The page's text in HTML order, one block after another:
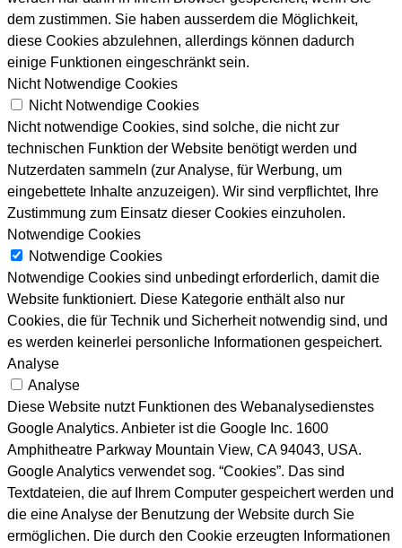
dem zustimmen. Sie haben ausserdem die Möglichkeit,
diese Cookies abzulehnen, allerdings können dadurch
einige Funktionen eingeschränkt sein.
Nicht Notwendige Cookies
Nicht Notwendige Cookies
Nicht notwendige Cookies, sind solche, die nicht zur
technischen Funktion der Website benötigt werden und
Nutzerdaten sammeln (zur Analyse, für Werbung, um
eingebettete Inhalte anzuzeigen). Wir sind verpflichtet, Ihre
Zustimmung zum Einsatz dieser Cookies einzuholen.
Notwendige Cookies
Notwendige Cookies
Notwendige Cookies sind unbedingt erforderlich, damit die
Website funktioniert. Diese Kategorie enthält also nur
Cookies, die für Technik und Sicherheit notwendig sind, und
es werden keinerlei personliche Informationen gespeichert.
Analyse
Analyse
Diese Website nutzt Funktionen des Webanalysedienstes
Google Analytics. Anbieter ist die Google Inc. 1600
Amphitheatre Parkway Mountain View, CA 94043, USA.
Google Analytics verwendet sog. “Cookies”. Das sind
Textdateien, die auf Ihrem Computer gespeichert werden und
die eine Analyse der Benutzung der Website durch Sie
ermöglichen. Die durch den Cookie erzeugten Informationen